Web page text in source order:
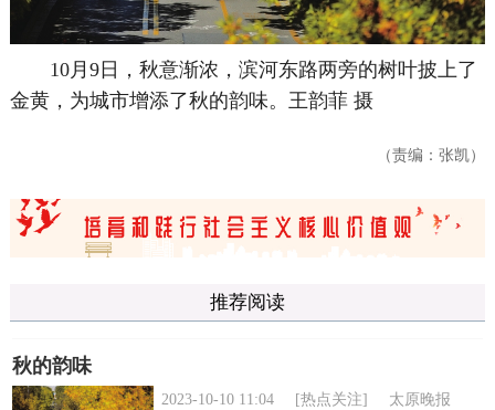
10月9日，秋意渐浓，滨河东路两旁的树叶披上了
金黄，为城市增添了秋的韵味。 王韵菲 摄
（责编：张凯）
推荐阅读
秋的韵味
2023-10-10 11:04 [热点关注] 太原晚报